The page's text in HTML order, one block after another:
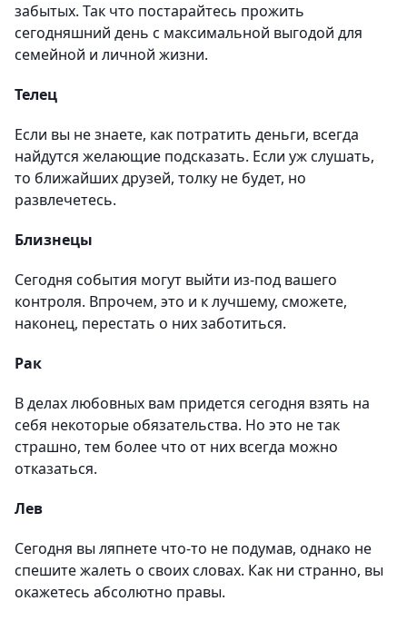
забытых. Так что постарайтесь прожить
сегодняшний день с максимальной выгодой для
семейной и личной жизни.
Телец
Если вы не знаете, как потратить деньги, всегда
найдутся желающие подсказать. Если уж слушать,
то ближайших друзей, толку не будет, но
развлечетесь.
Близнецы
Сегодня события могут выйти из-под вашего
контроля. Впрочем, это и к лучшему, сможете,
наконец, перестать о них заботиться.
Рак
В делах любовных вам придется сегодня взять на
себя некоторые обязательства. Но это не так
страшно, тем более что от них всегда можно
отказаться.
Лев
Сегодня вы ляпнете что-то не подумав, однако не
спешите жалеть о своих словах. Как ни странно, вы
окажетесь абсолютно правы.